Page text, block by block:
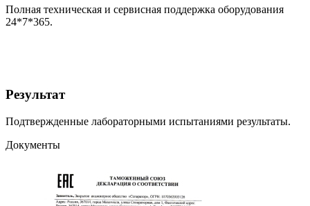
Полная техническая и сервисная поддержка оборудования
24*7*365.
Результат
Подтвержденные лабораторными испытаниями результаты.
Документы